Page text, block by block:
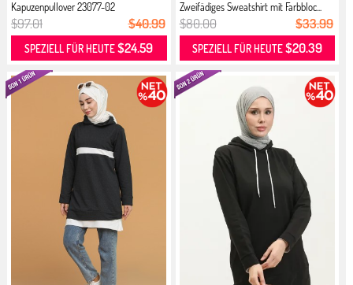
Kapuzenpullover 23077-02
Anthrazitblau
$97.01 $40.99
SPEZIELL FÜR HEUTE$24.59
Zweifädiges Sweatshirt mit Farbbloc...
$80.00 $33.99
SPEZIELL FÜR HEUTE$20.39